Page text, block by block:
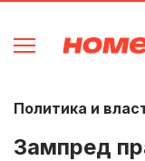
Политика и
Зампред